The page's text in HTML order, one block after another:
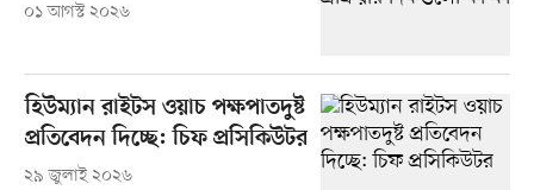
০১ আগস্ট ২০২৬
হিউম্যান রাইটস ওয়াচ পক্ষপাতদুষ্ট
প্রতিবেদন দিচ্ছে: চিফ প্রসিকিউটর
২৯ জুলাই ২০২৬